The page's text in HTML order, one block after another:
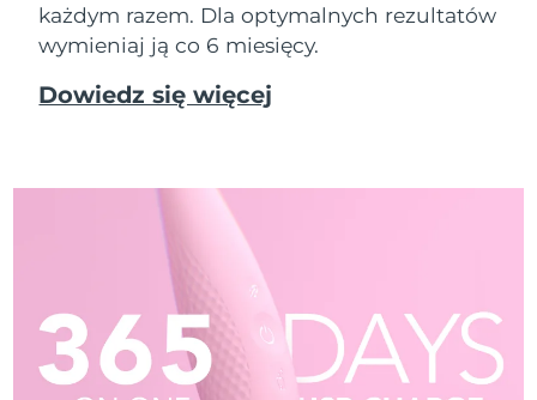
każdym razem. Dla optymalnych rezultatów
wymieniaj ją co 6 miesięcy.
Dowiedz się więcej